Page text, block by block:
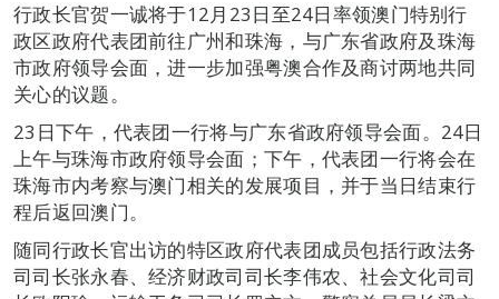
行政长官贺一诚将于12月23日至24日率领澳门特别行
政区政府代表团前往广州和珠海，与广东省政府及珠海
市政府领导会面，进一步加强粤澳合作及商讨两地共同
关心的议题。
23日下午，代表团一行将与广东省政府领导会面。24日
上午与珠海市政府领导会面；下午，代表团一行将会在
珠海市内考察与澳门相关的发展项目，并于当日结束行
程后返回澳门。
随同行政长官出访的特区政府代表团成员包括行政法务
司司长张永春、经济财政司司长李伟农、社会文化司司